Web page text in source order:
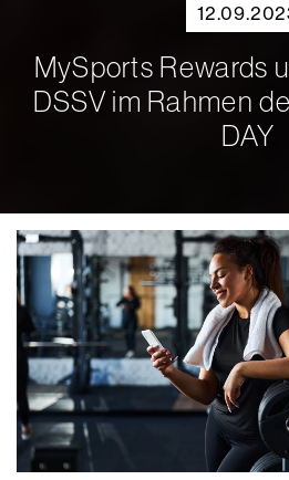
MySports Rewards
DSSV im Rahmen
DAY